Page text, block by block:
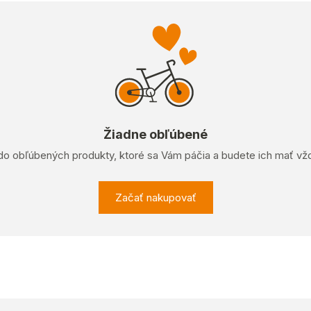
Žiadne obľúbené
obľúbených produkty, ktoré sa Vám páčia a budete ich mať
Začať nakupovať